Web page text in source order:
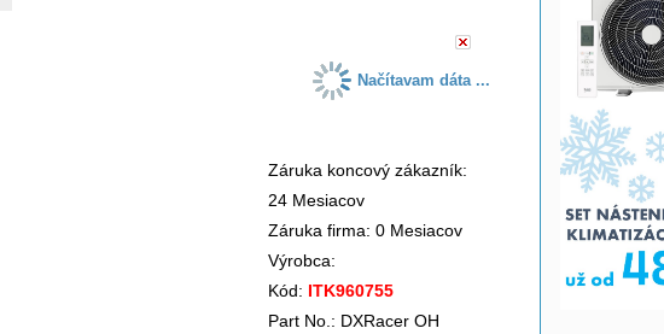
Načítavam dáta ...
Záruka koncový zákazník:
24 Mesiacov
Záruka firma: 0 Mesiacov
Výrobca:
Kód: ITK960755
Part No.: DXRacer OH